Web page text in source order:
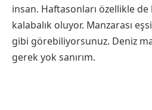
insan. Haftasonları özellikle
kalabalık oluyor. Manzarası
gibi görebiliyorsunuz. Deniz
gerek yok sanırım.